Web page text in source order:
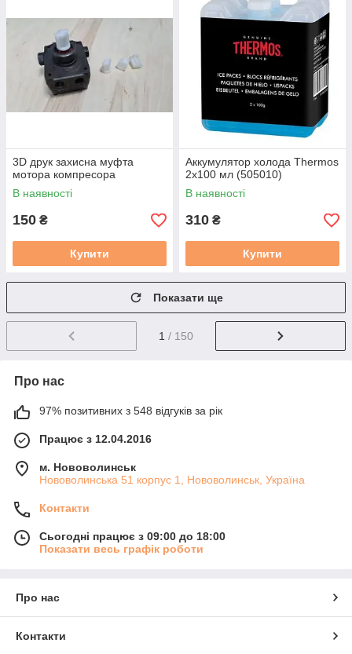
3D друк захисна муфта
мотора компресора
В наявності
150 ₴
Купити
Аккумулятор холода Thermos
2x100 мл (505010)
В наявності
310 ₴
Купити
Показати ще
1 / 150
Про нас
97% позитивних з 548 відгуків за рік
Працює з 12.04.2016
м. Нововолинськ
Нововолинська 51 корпус 1, Нововолинськ, Україна
Контакти
Сьогодні працює з 09:00 до 18:00
Показати весь графік роботи
Про нас
Контакти